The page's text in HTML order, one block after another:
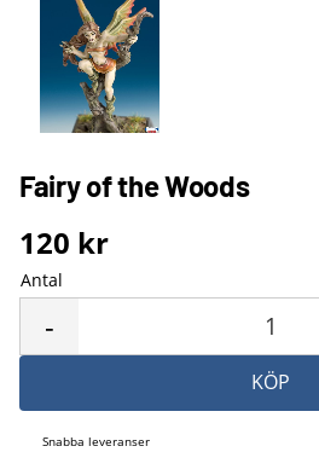
Fairy of the Woods
120 kr
Antal
-
KÖP
Snabba leveranser